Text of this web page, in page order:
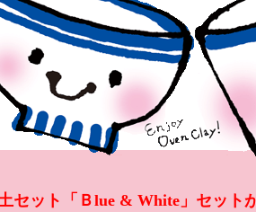
セット「Ｂlue & White」セット